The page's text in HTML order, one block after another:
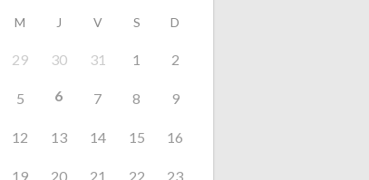
M J V S D
29 30 31 1 2
5 6 7 8 9
12 13 14 15 16
19 20 21 22 23